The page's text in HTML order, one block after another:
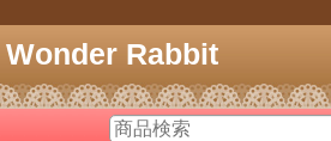
Wonder Rabbit